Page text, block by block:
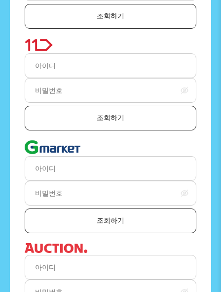
조회하기
조회하기
조회하기